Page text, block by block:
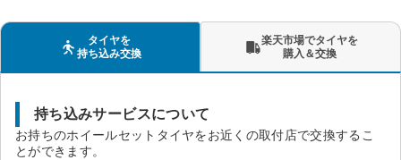
タイヤを
持ち込み交換
楽天市場でタイヤを
購入＆交換
持ち込みサービスについて
お持ちのホイールセットタイヤをお近くの取付店で交換するこ
とができます。